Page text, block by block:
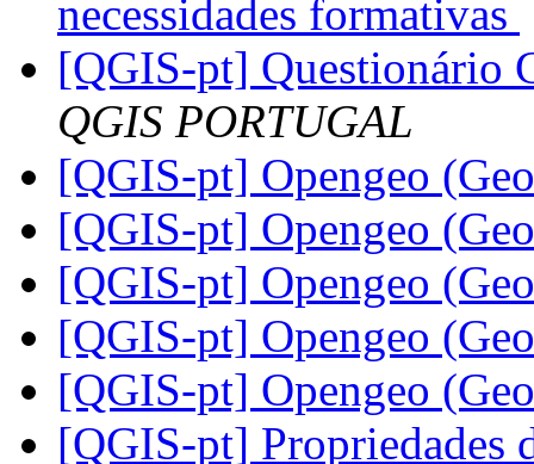
necessidades formativas
[QGIS-pt] Questionário
QGIS PORTUGAL
[QGIS-pt] Opengeo
[QGIS-pt] Opengeo
[QGIS-pt] Opengeo
[QGIS-pt] Opengeo
[QGIS-pt] Opengeo
[QGIS-pt] Propriedades